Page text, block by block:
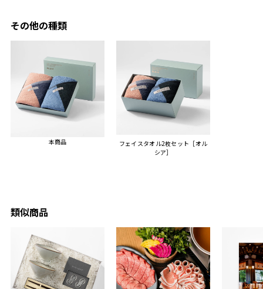
ちらも大変気に入ったと写
を選んでよかったし他の友
人にもお勧めしたいと感じ
ました。
また、こちら不注意でメー
ルアドレスを誤って入力し
困った際にも、迅速に回答
ければと思います。
その他の種類
本商品
フェイスタオル2枚セット［オル
シア］
類似商品